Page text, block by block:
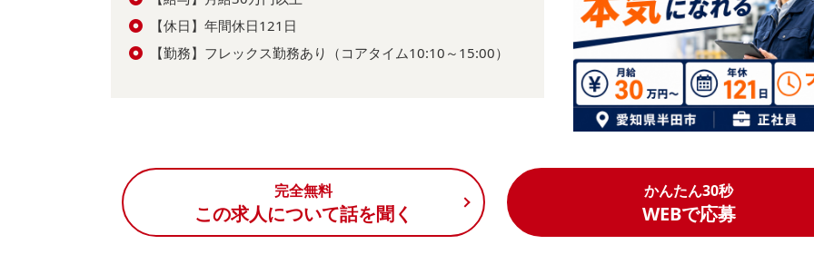
【休日】年間休日121日
【勤務】フレックス勤務あり（コアタイム10:10～15:00）
完全無料
この求人について話を聞く
かんたん30秒
WEBで応募